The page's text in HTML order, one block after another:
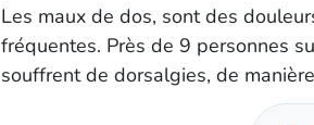
Les maux de dos, sont des
fréquentes. Près de 9 personnes
souffrent de dorsalgies, de manière